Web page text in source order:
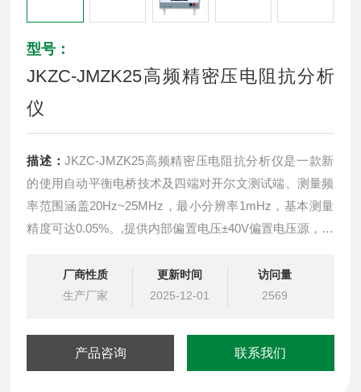
型号：
JKZC-JMZK25高频精密压电阻抗分析
仪
描述：JKZC-JMZK25高频精密压电阻抗分析仪是一款新
的使用自动平衡电桥技术及四端对开尔文测试端、测量频
率范围涵盖20Hz~25MHz，最小分辨率1mHz，基本测量
精度可达0.05%。,提供内部偏置电压±40V偏置电压源，有
料，电阻，电容，电器等得重要检测设备。
厂商性质
生产厂家
更新时间
2025-12-01
访问量
2569
产品咨询 联系我们